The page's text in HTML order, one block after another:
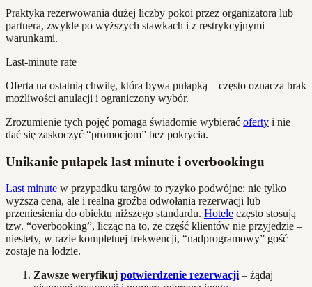
Praktyka rezerwowania dużej liczby pokoi przez organizatora lub
partnera, zwykle po wyższych stawkach i z restrykcyjnymi
warunkami.
Last-minute rate
Oferta na ostatnią chwilę, która bywa pułapką – często oznacza brak
możliwości anulacji i ograniczony wybór.
Zrozumienie tych pojęć pomaga świadomie wybierać oferty i nie
dać się zaskoczyć “promocjom” bez pokrycia.
Unikanie pułapek last minute i overbookingu
Last minute w przypadku targów to ryzyko podwójne: nie tylko
wyższa cena, ale i realna groźba odwołania rezerwacji lub
przeniesienia do obiektu niższego standardu. Hotele często stosują
tzw. “overbooking”, licząc na to, że część klientów nie przyjedzie –
niestety, w razie kompletnej frekwencji, “nadprogramowy” gość
zostaje na lodzie.
Zawsze weryfikuj potwierdzenie rezerwacji– żądaj